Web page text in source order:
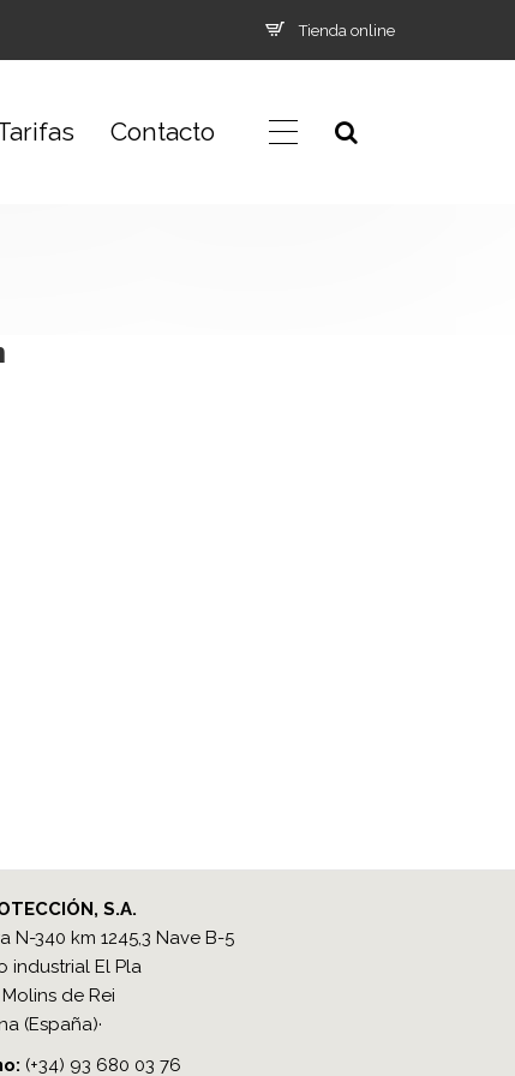
Tienda online
Contacto
S.A.
N-340 km 1245,3 Nave B-5
industrial El Pla
de Rei
(España)·
(+34) 93 680 03 76